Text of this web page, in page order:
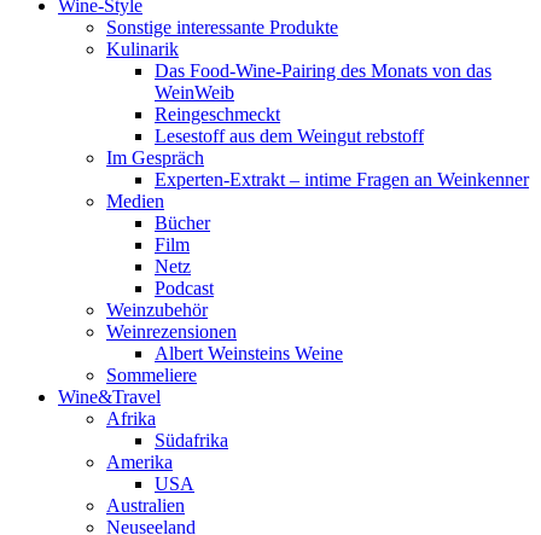
Wine-Style
Sonstige interessante Produkte
Kulinarik
Das Food-Wine-Pairing des Monats von das
WeinWeib
Reingeschmeckt
Lesestoff aus dem Weingut rebstoff
Im Gespräch
Experten-Extrakt – intime Fragen an Weinkenner
Medien
Bücher
Film
Netz
Podcast
Weinzubehör
Weinrezensionen
Albert Weinsteins Weine
Sommeliere
Wine&Travel
Afrika
Südafrika
Amerika
USA
Australien
Neuseeland